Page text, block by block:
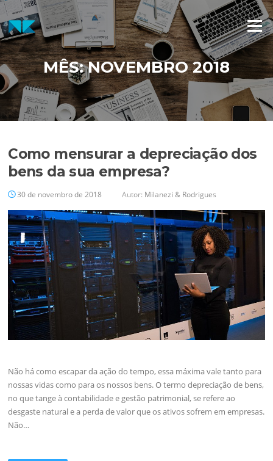
Pular
para
o
conteúdo
Menu
MÊS:NOVEMBRO 2018
Como mensurar a depreciação dos
bens da sua empresa?
30 de novembro de 2018 Autor: Milanezi & Rodrigues
Não há como escapar da ação do tempo, essa máxima vale tanto para
nossas vidas como para os nossos bens. O termo depreciação de bens,
no que tange à contabilidade e gestão patrimonial, se refere ao
desgaste natural e a perda de valor que os ativos sofrem em empresas.
Não…